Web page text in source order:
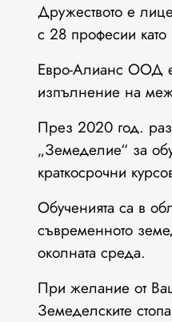
Дружеството е
с 28 професии
Евро-Алианс ООД е
изпълнение на
През 2020 год.
„Земеделие“ за
краткосрочни
Обученията са в
съвременното
околната среда.
При желание от
Земеделските